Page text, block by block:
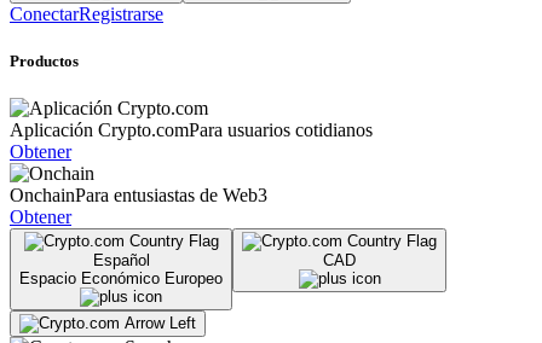
ConectarRegistrarse
Productos
Aplicación Crypto.comPara usuarios cotidianos
Obtener
OnchainPara entusiastas de Web3
Obtener
Español
Espacio Económico Europeo
CAD